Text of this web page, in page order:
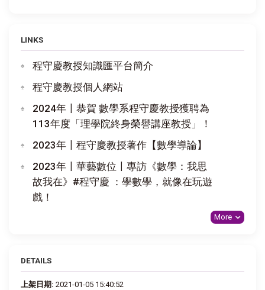
LINKS
程守慶教授知識匯平台簡介
程守慶教授個人網站
2024年〡恭賀 數學系程守慶教授獲聘為
113年度「理學院終身榮譽講座教授」！
2023年〡程守慶教授著作【數學導論】
2023年〡華藝數位〡專訪《數學：我思
故我在》#程守慶 ：學數學，就像在玩遊
戲！
More
DETAILS
上架日期: 2021-01-05 15:40:52